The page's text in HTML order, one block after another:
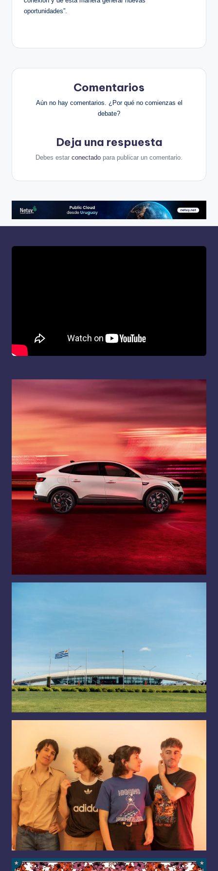
oportunidades”.
Comentarios
Aún no hay comentarios. ¿Por qué no comienzas el
debate?
Deja una respuesta
Debes estar conectado para publicar un comentario.